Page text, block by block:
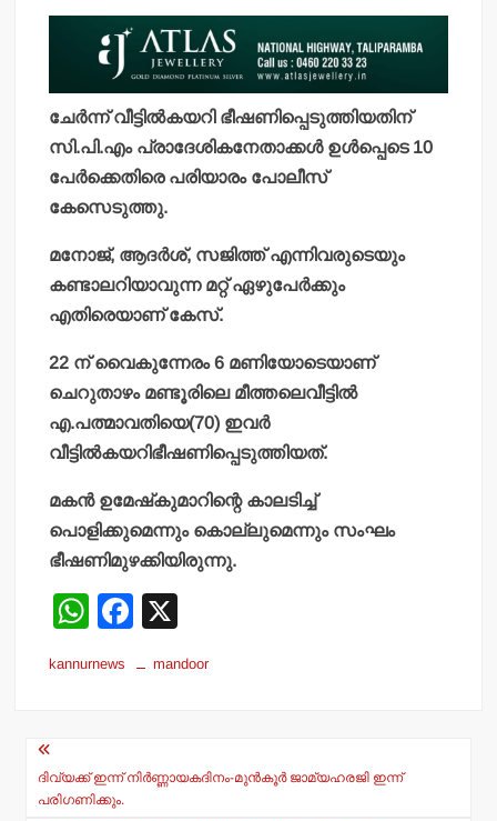
ചേര്‍ന്ന് വീട്ടില്‍കയറി ഭീഷണിപ്പെടുത്തിയതിന്
സി.പി.എം പ്രാദേശികനേതാക്കള്‍ ഉള്‍പ്പെടെ 10
പേര്‍ക്കെതിരെ പരിയാരം പോലീസ്
കേസെടുത്തു.
മനോജ്, ആദര്‍ശ്, സജിത്ത് എന്നിവരുടെയും
കണ്ടാലറിയാവുന്ന മറ്റ് ഏഴുപേര്‍ക്കും
എതിരെയാണ് കേസ്.
22 ന് വൈകുന്നേരം 6 മണിയോടെയാണ്
ചെറുതാഴം മണ്ടൂരിലെ മീത്തലെവീട്ടില്‍
എ.പത്മാവതിയെ(70) ഇവര്‍
വീട്ടില്‍കയറിഭീഷണിപ്പെടുത്തിയത്.
മകന്‍ ഉമേഷ്‌കുമാറിന്റെ കാലടിച്ച്
പൊളിക്കുമെന്നും കൊല്ലുമെന്നും സംഘം
ഭീഷണിമുഴക്കിയിരുന്നു.
W
at
p
F
c
o
kannurnews mandoor
Post
navigation
ദിവ്യക്ക് ഇന്ന് നിര്‍ണ്ണായകദിനം-മുന്‍കൂര്‍ ജാമ്യഹരജി ഇന്ന്
പരിഗണിക്കും.